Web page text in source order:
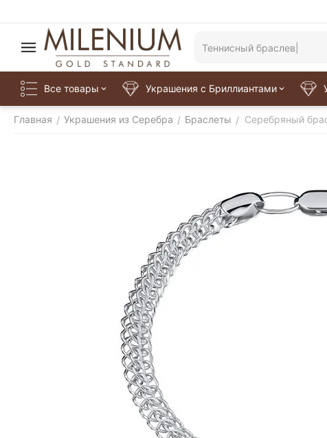
Все товары Украшения с Бриллиантами
Главная / Украшения из Серебра / Браслеты / Серебряный